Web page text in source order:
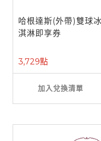
哈根達斯(外帶)雙球冰
淇淋即享券
3,729點
加入兌換清單